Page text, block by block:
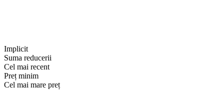
Implicit
Suma reducerii
Cel mai recent
Preț minim
Cel mai mare preț